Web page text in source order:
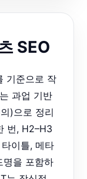
SEO
기준으로 작
과업 기반
)으로 정리
번, H2–H3
이틀, 메타
명을 포함하